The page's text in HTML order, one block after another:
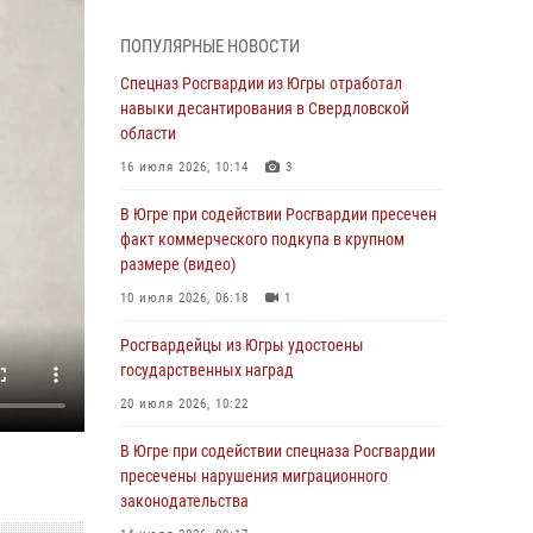
подразделений Росгвардии с
профессиональным праздником
07 августа 2026, 06:02
Делегация МВД Республики Беларусь
работы Росгвардии в Москве (видео)
06 августа 2026, 11:29 5 1
06 августа 2026, 11:28
армии Ивана Кирилловича Яковлева
06 августа 2026, 11:26 6
ПОПУЛЯРНЫЕ НОВОСТИ
Спецназ Росгвардии из Югры отработал
навыки десантирования в Свердловской
области
16 июля 2026, 10:14 3
В Югре при содействии Росгвардии пресечен
факт коммерческого подкупа в крупном
размере (видео)
10 июля 2026, 06:18 1
Росгвардейцы из Югры удостоены
государственных наград
20 июля 2026, 10:22
В Югре при содействии спецназа Росгвардии
пресечены нарушения миграционного
законодательства